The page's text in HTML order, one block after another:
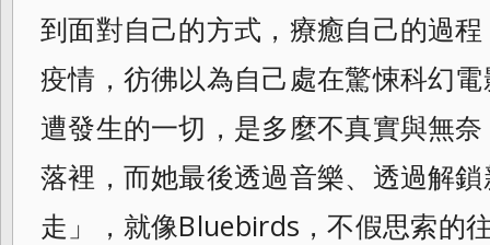
到面對自己的方式，療癒自己的過
疫情，彷彿以為自己處在驚悚科幻
遭發生的一切，是多麼不真實與無
落裡，而她最後透過音樂、透過解
走」，就像Bluebirds，不假思索的